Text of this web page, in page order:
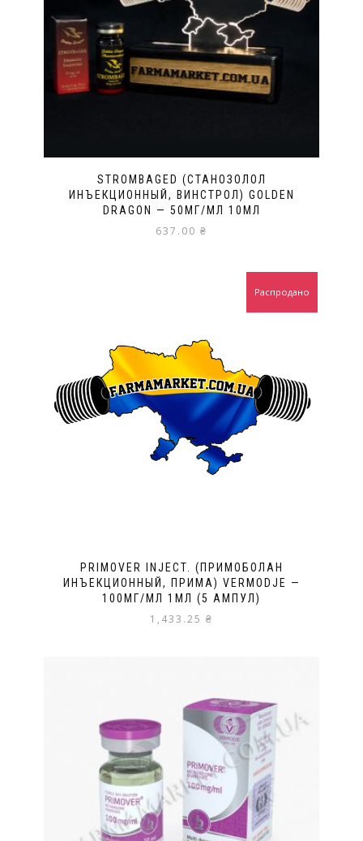
STROMBAGED (СТАНОЗОЛОЛ
ИНЪЕКЦИОННЫЙ, ВИНСТРОЛ) GOLDEN
DRAGON — 50МГ/МЛ 10МЛ
637.00 ₴
PRIMOVER INJECT. (ПРИМОБОЛАН
ИНЪЕКЦИОННЫЙ, ПРИМА) VERMODJE —
100МГ/МЛ 1МЛ (5 АМПУЛ)
1,433.25 ₴
Распродано